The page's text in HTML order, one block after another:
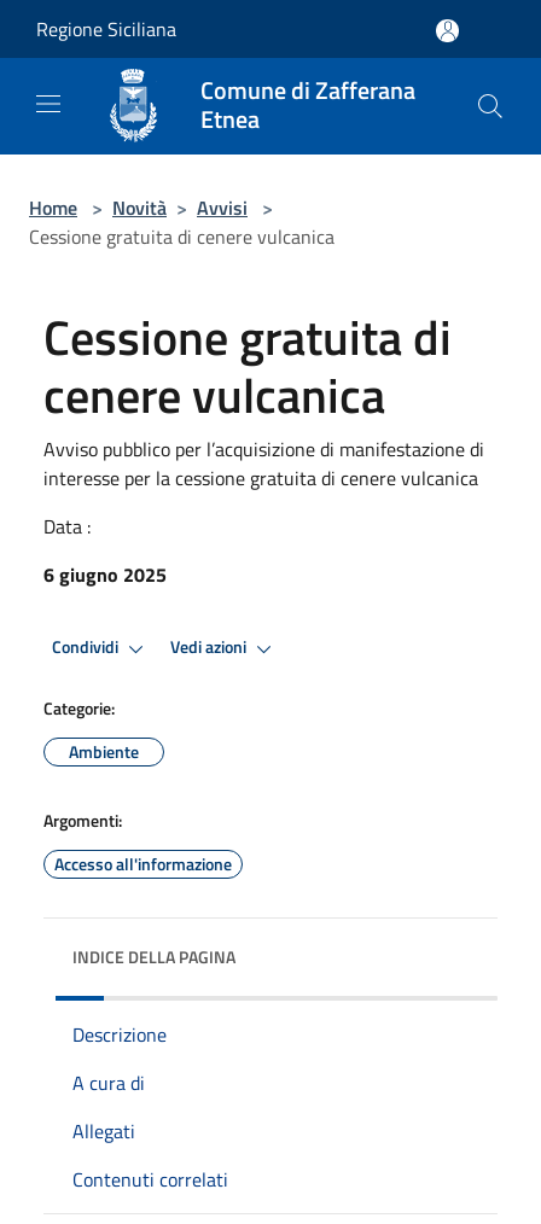
Regione Siciliana
Comune di Zafferana
Etnea
Home > Novità > Avvisi >
Cessione gratuita di cenere vulcanica
Cessione gratuita di
cenere vulcanica
Avviso pubblico per l’acquisizione di manifestazione di
interesse per la cessione gratuita di cenere vulcanica
Data :
6 giugno 2025
Condividi Vedi azioni
Categorie:
Ambiente
Argomenti:
Accesso all'informazione
INDICE DELLA PAGINA
Descrizione
A cura di
Allegati
Contenuti correlati